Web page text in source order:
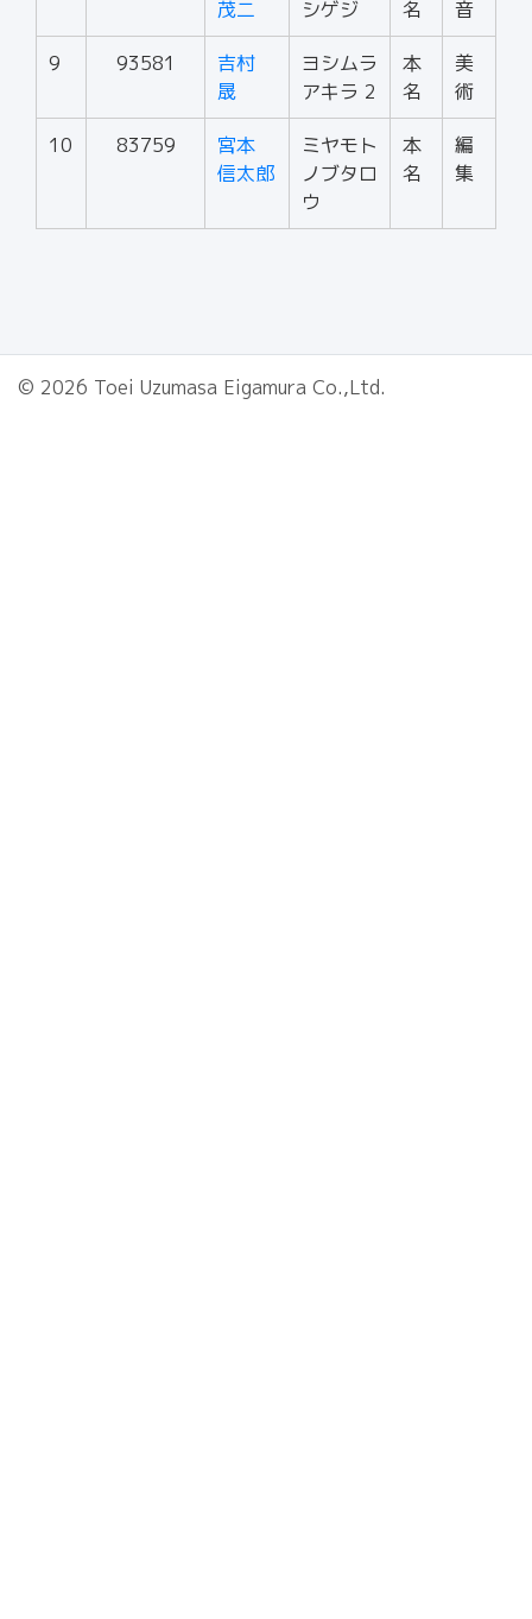
茂二 シゲジ 名 音
9 93581
吉村
晟
ヨシムラ
アキラ 2
本
名
美
術
10 83759
宮本
信太郎
ミヤモト
ノブタロ
ウ
本
名
編
集
© 2026 Toei Uzumasa Eigamura Co.,Ltd.